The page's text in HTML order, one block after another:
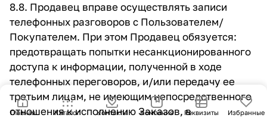
8.8. Продавец вправе осуществлять записи
телефонных разговоров с Пользователем/
Покупателем. При этом Продавец обязуется:
предотвращать попытки несанкционированного
доступа к информации, полученной в ходе
телефонных переговоров, и/или передачу ее
третьим лицам, не имеющим непосредственного
отношения к исполнению Заказов, в
Главная Каталог Контакты Компания Реквизиты Избранные